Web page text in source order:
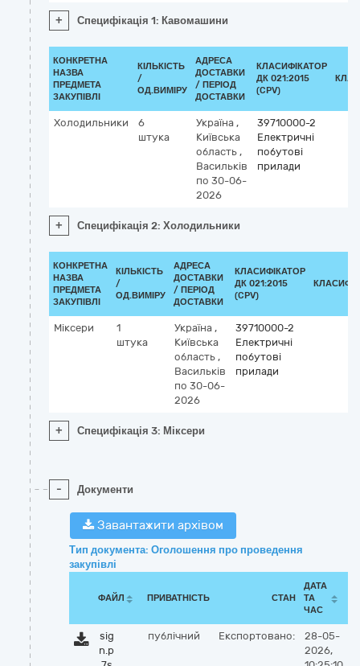
+ Специфікація 1: Кавомашини
КОНКРЕТНА
НАЗВА
ПРЕДМЕТА
ЗАКУПІВЛІ
КІЛЬКІСТЬ
/
ОД.ВИМІРУ
АДРЕСА
ДОСТАВКИ
/ ПЕРІОД
ДОСТАВКИ
КЛАСИФІКАТОР
ДК 021:2015
(CPV)
Холодильники
6
штука
Україна ,
Київська
область ,
Васильків
по 30-06-
2026
39710000-2
Електричні
побутові
прилади
+ Специфікація 2: Холодильники
КОНКРЕТНА
НАЗВА
ПРЕДМЕТА
ЗАКУПІВЛІ
КІЛЬКІСТЬ
/
ОД.ВИМІРУ
АДРЕСА
ДОСТАВКИ
/ ПЕРІОД
ДОСТАВКИ
КЛАСИФІКАТОР
ДК 021:2015
(CPV)
Міксери
1
штука
Україна ,
Київська
область ,
Васильків
по 30-06-
2026
39710000-2
Електричні
побутові
прилади
+ Специфікація 3: Міксери
- Документи
Завантажити архівом
Тип документа: Оголошення про проведення
закупівлі
ФАЙЛ ПРИВАТНІСТЬ СТАН
ДАТА
ТА
ЧАС
sig
n.p
публічний Експортовано:
28-05-
2026,